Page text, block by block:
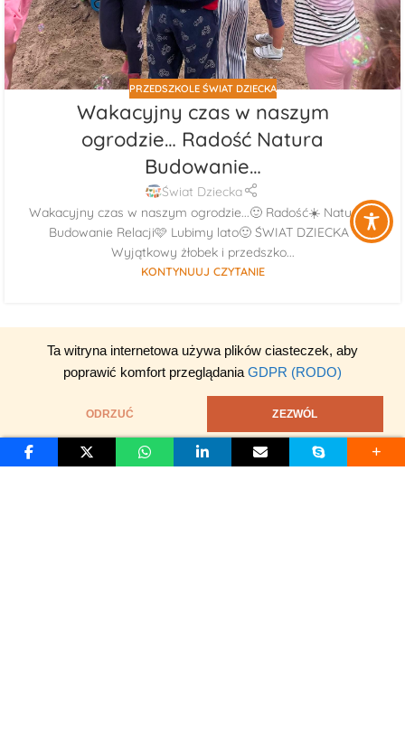
Ta witryna internetowa używa plików ciasteczek, aby
poprawić komfort przeglądania GDPR (RODO)
ODRZUĆ ZEZWÓL
PRZEDSZKOLE ŚWIAT DZIECKA
Wakacyjny czas w naszym
ogrodzie… Radość Natura
Budowanie…
Świat Dziecka
Wakacyjny czas w naszym ogrodzie...🙂 Radość☀️ Natura🌳
Budowanie Relacji🩷 Lubimy lato🙂 ŚWIAT DZIECKA -
Wyjątkowy żłobek i przedszko...
KONTYNUUJ CZYTANIE